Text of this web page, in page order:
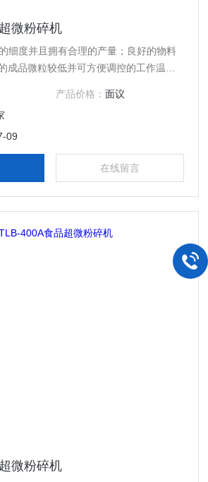
微粉碎机
细度并且拥有合理的产量；良好的物料
成品微粒较低并可方便调控的工作温度
的调控方式灵活的出料形式
产品价格： 面议
09
在线留言
微粉碎机